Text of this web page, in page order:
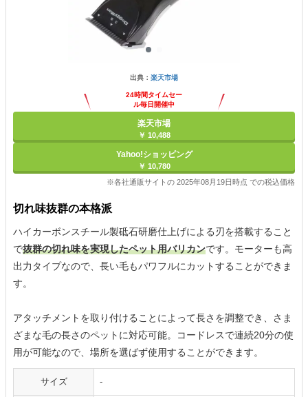
出典： 楽天市場
24時間タイムセー
ル毎日開催中
楽天市場
￥ 10,488
Yahoo!ショッピング
￥ 10,780
※各社通販サイトの 2025年08月19日時点 での税込価格
切れ味抜群の本格派
ハイカーボンスチール製砥石研磨仕上げによる刃を搭載すること
で抜群の切れ味を実現したペット用バリカンです。モーターも高
出力タイプなので、長い毛もパワフルにカットすることができま
す。
アタッチメントを取り付けることによって長さを調整でき、さま
ざまな毛の長さのペットに対応可能。コードレスで連続20分の使
用が可能なので、場所を選ばず使用することができます。
サイズ -